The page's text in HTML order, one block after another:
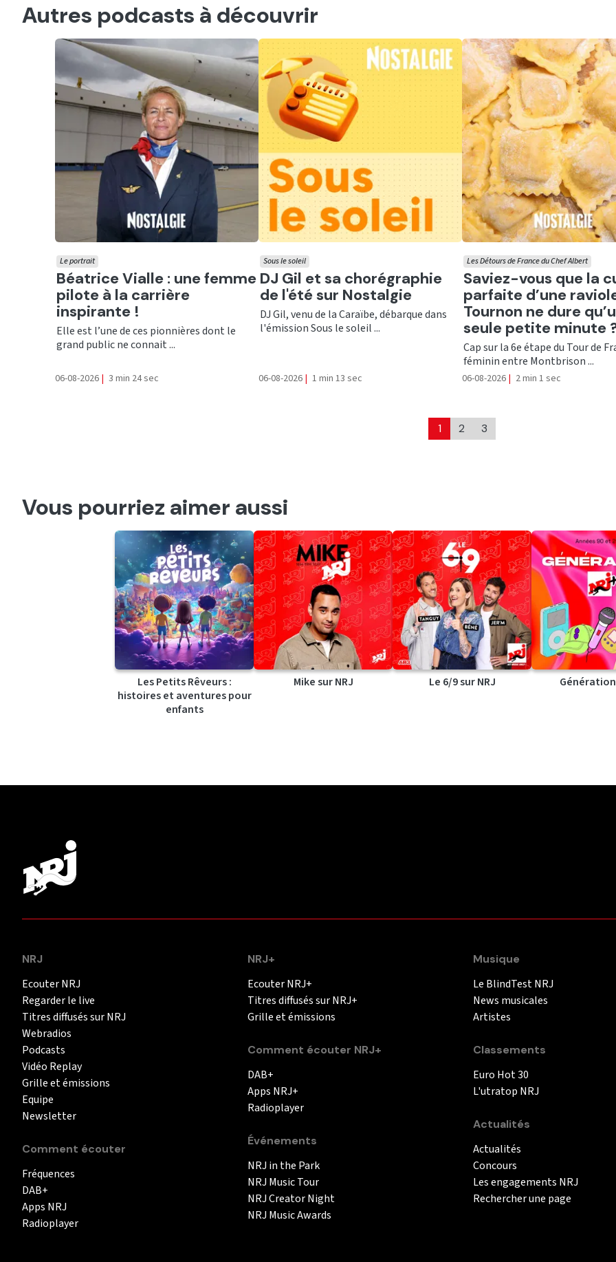
Autres podcasts à découvrir
Ecouter
Béatrice Vialle : une femme
pilote à la carrière
inspirante !
Le portrait
Elle est l’une de ces pionnières dont le
grand public ne connait ...
06-08-2026 | 3 min 24 sec
Ecouter
DJ Gil et sa chorégraphie
de l'été sur Nostalgie
Sous le soleil
DJ Gil, venu de la Caraïbe, débarque dans
l'émission Sous le soleil ...
06-08-2026 | 1 min 13 sec
Ecouter
Saviez-vous que la
parfaite d’une
Tournon ne dure
seule petite minute
Les Détours de France du Chef Albert
Cap sur la 6e étape du Tour de
féminin entre Montbrison ...
06-08-2026 | 2 min 1 sec
1 2 3
Vous pourriez aimer aussi
Les Petits Rêveurs :
histoires et aventures pour
enfants
Mike sur NRJ Le 6/9 sur NRJ Génération
NRJ
Ecouter NRJ
Regarder le live
Titres diffusés sur NRJ
Webradios
Podcasts
Vidéo Replay
Grille et émissions
Equipe
Newsletter
Comment écouter
Fréquences
DAB+
Apps NRJ
Radioplayer
NRJ+
Ecouter NRJ+
Titres diffusés sur NRJ+
Grille et émissions
Comment écouter NRJ+
DAB+
Apps NRJ+
Radioplayer
Événements
NRJ in the Park
NRJ Music Tour
NRJ Creator Night
NRJ Music Awards
Musique
Le BlindTest NRJ
News musicales
Artistes
Classements
Euro Hot 30
L'utratop NRJ
Actualités
Actualités
Concours
Les engagements NRJ
Rechercher une page